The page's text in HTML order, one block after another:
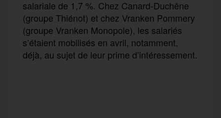
salariale de 1,7 %. Chez Canard-Duchêne
(groupe Thiénot) et chez Vranken Pommery
(groupe Vranken Monopole), les salariés
s’étaient mobilisés en avril, notamment,
déjà, au sujet de leur prime d’intéressement.